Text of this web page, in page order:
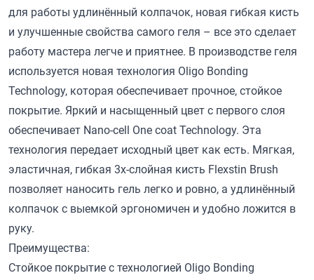
для работы удлинённый колпачок, новая гибкая кисть
и улучшенные свойства самого геля – все это сделает
работу мастера легче и приятнее. В производстве геля
используется новая технология Oligo Bonding
Technology, которая обеспечивает прочное, стойкое
покрытие. Яркий и насыщенный цвет с первого слоя
обеспечивает Nano-cell One coat Technology. Эта
технология передает исходный цвет как есть. Мягкая,
эластичная, гибкая 3х-слойная кисть Flexstin Brush
позволяет наносить гель легко и ровно, а удлинённый
колпачок с выемкой эргономичен и удобно ложится в
руку.
Преимущества:
Стойкое покрытие с технологией Oligo Bonding